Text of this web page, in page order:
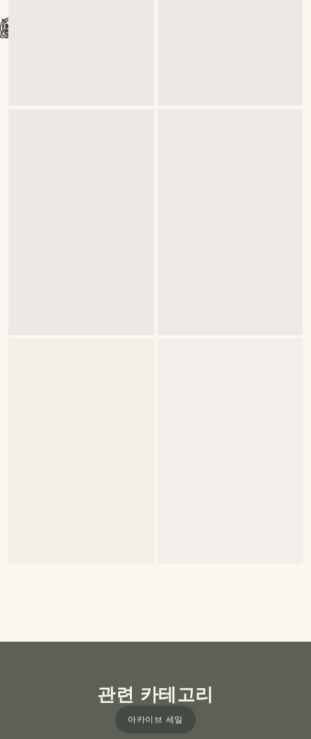
관련 카테고리
아카이브 세일